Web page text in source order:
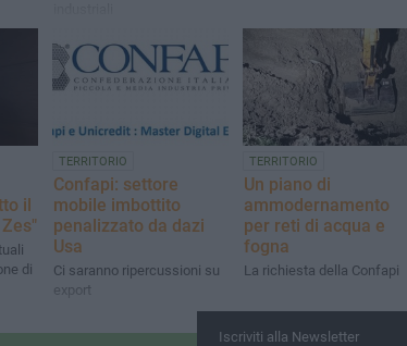
il
di
TERRITORIO
Confapi: settore
mobile imbottito
penalizzato da dazi
Usa
Ci saranno ripercussioni su
export
TERRITORIO
Un piano di
ammodernamento
per reti di acqua e
fogna
La richiesta della Confapi
Iscriviti alla Newsletter